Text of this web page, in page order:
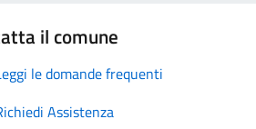
il comune
le domande frequenti
Assistenza